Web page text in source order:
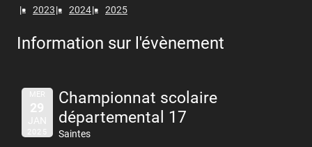
2023 2024 2025
Information sur l'évènement
MER
29
JAN
2025
Championnat scolaire
départemental 17
Saintes